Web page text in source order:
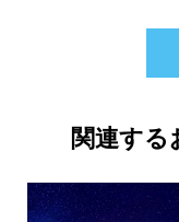
関連する